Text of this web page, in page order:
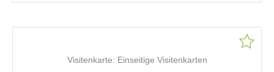
Visitenkarte: Einseitige Visitenkarten